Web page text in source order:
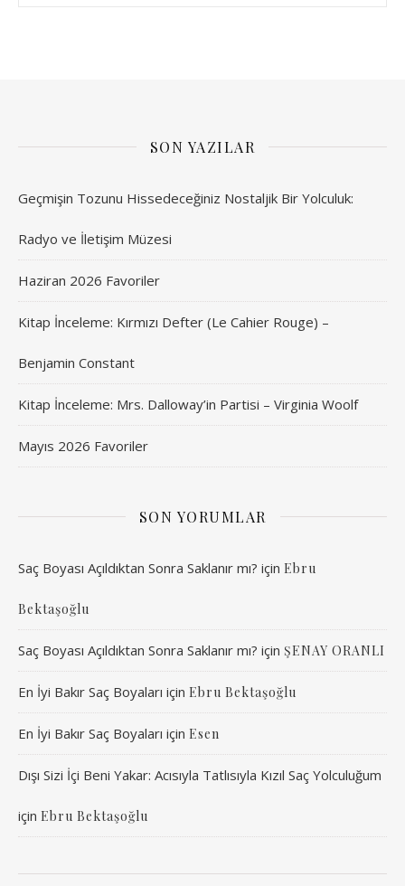
SON YAZILAR
Geçmişin Tozunu Hissedeceğiniz Nostaljik Bir Yolculuk:
Radyo ve İletişim Müzesi
Haziran 2026 Favoriler
Kitap İnceleme: Kırmızı Defter (Le Cahier Rouge) –
Benjamin Constant
Kitap İnceleme: Mrs. Dalloway’in Partisi – Virginia Woolf
Mayıs 2026 Favoriler
SON YORUMLAR
Saç Boyası Açıldıktan Sonra Saklanır mı? için Ebru
Bektaşoğlu
Saç Boyası Açıldıktan Sonra Saklanır mı? için ŞENAY ORANLI
En İyi Bakır Saç Boyaları için Ebru Bektaşoğlu
En İyi Bakır Saç Boyaları için Esen
Dışı Sizi İçi Beni Yakar: Acısıyla Tatlısıyla Kızıl Saç Yolculuğum
için Ebru Bektaşoğlu